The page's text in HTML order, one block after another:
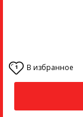
1 В избранное